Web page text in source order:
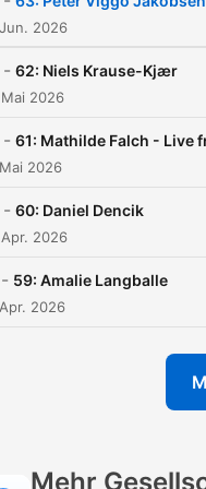
2026
- 62: Niels Krause-Kjær
2026
- 61: Mathilde Falch - Live
2026
- 60: Daniel Dencik
2026
- 59: Amalie Langballe
2026
Mehr